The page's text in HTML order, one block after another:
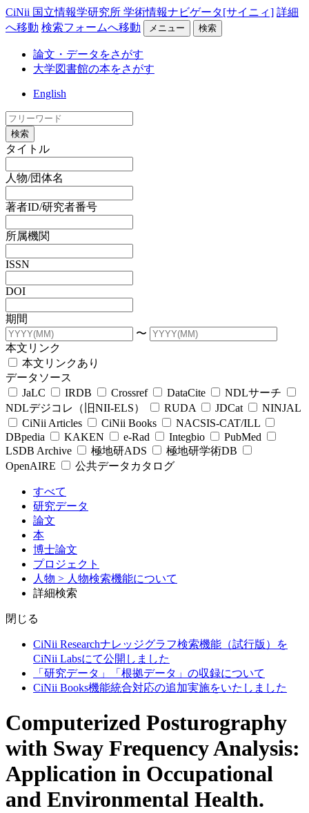
CiNii 国立情報学研究所 学術情報ナビゲータ[サイニィ] 詳細
へ移動 検索フォームへ移動 メニュー 検索
論文・データをさがす
大学図書館の本をさがす
English
検索
タイトル
人物/団体名
著者ID/研究者番号
所属機関
ISSN
DOI
期間
〜
本文リンク
本文リンクあり
データソース
JaLC
IRDB Crossref DataCite
NDLサーチ
NDLデジコレ（旧NII-ELS）
RUDA JDCat
NINJAL
CiNii Articles
CiNii Books
NACSIS-CAT/ILL
DBpedia
KAKEN e-Rad Integbio
PubMed
LSDB Archive
極地研ADS
極地研学術DB
OpenAIRE
公共データカタログ
すべて
研究データ
論文
本
博士論文
プロジェクト
人物 > 人物検索機能について
詳細検索
閉じる
CiNii Researchナレッジグラフ検索機能（試行版）を
CiNii Labsにて公開しました
「研究データ」「根拠データ」の収録について
CiNii Books機能統合対応の追加実施をいたしました
Computerized Posturography
with Sway Frequency Analysis:
Application in Occupational
and Environmental Health.